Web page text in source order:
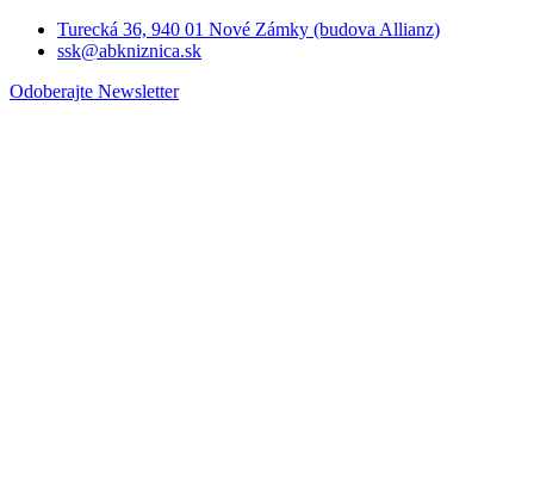
Turecká 36, 940 01 Nové Zámky (budova Allianz)
ssk@abkniznica.sk
Odoberajte Newsletter